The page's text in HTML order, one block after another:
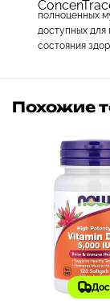
полноценных
доступных
состояния
Похожие